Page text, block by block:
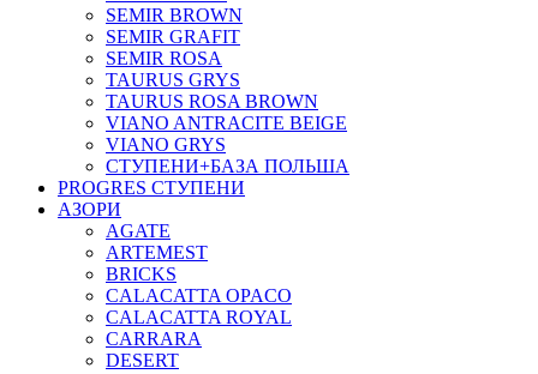
SEMIR BROWN
SEMIR GRAFIT
SEMIR ROSA
TAURUS GRYS
TAURUS ROSA BROWN
VIANO ANTRACITE BEIGE
VIANO GRYS
СТУПЕНИ+БАЗА ПОЛЬША
PROGRES СТУПЕНИ
АЗОРИ
AGATE
ARTEMEST
BRICKS
CALACATTA OPACO
CALACATTA ROYAL
CARRARA
DESERT